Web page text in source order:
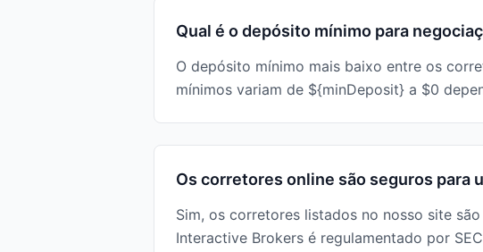
Qual é o depósito mínimo para
O depósito mínimo mais baixo entre os
mínimos variam de ${minDeposit} a $0
Os corretores online são seguros para
Sim, os corretores listados no nosso site
Interactive Brokers é regulamentado por